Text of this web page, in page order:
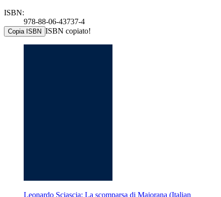
ISBN:
978-88-06-43737-4
Copia ISBN ISBN copiato!
Leonardo Sciascia: La scomparsa di Majorana (Italian